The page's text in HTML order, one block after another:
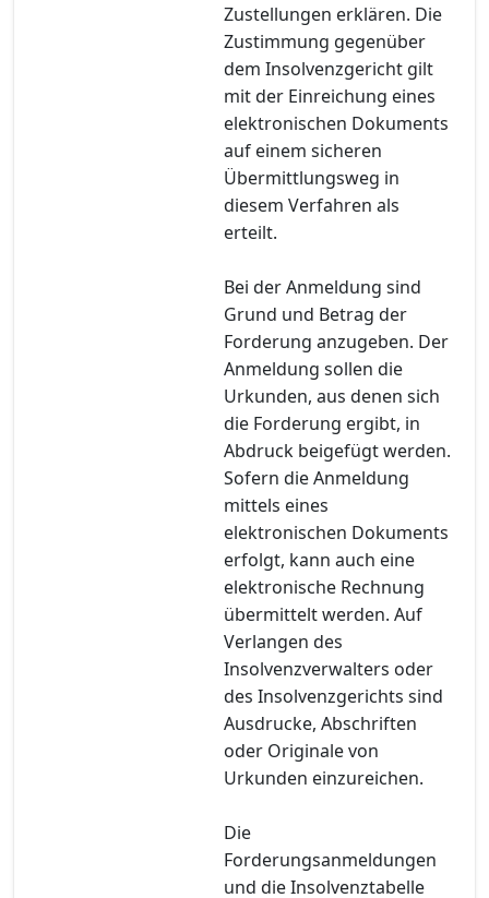
Zustellungen erklären. Die
Zustimmung gegenüber
dem Insolvenzgericht gilt
mit der Einreichung eines
elektronischen Dokuments
auf einem sicheren
Übermittlungsweg in
diesem Verfahren als
erteilt.
Bei der Anmeldung sind
Grund und Betrag der
Forderung anzugeben. Der
Anmeldung sollen die
Urkunden, aus denen sich
die Forderung ergibt, in
Abdruck beigefügt werden.
Sofern die Anmeldung
mittels eines
elektronischen Dokuments
erfolgt, kann auch eine
elektronische Rechnung
übermittelt werden. Auf
Verlangen des
Insolvenzverwalters oder
des Insolvenzgerichts sind
Ausdrucke, Abschriften
oder Originale von
Urkunden einzureichen.
Die
Forderungsanmeldungen
und die Insolvenztabelle